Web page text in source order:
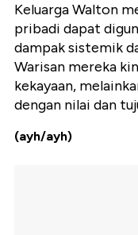
Keluarga Walton
pribadi dapat
dampak sistemik
Warisan mereka
kekayaan,
dengan nilai dan
(ayh/ayh)